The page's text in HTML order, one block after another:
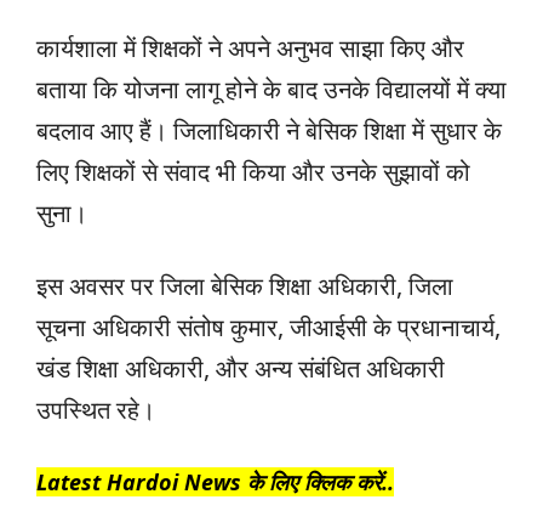
कार्यशाला में शिक्षकों ने अपने अनुभव साझा किए और
बताया कि योजना लागू होने के बाद उनके विद्यालयों में क्या
बदलाव आए हैं। जिलाधिकारी ने बेसिक शिक्षा में सुधार के
लिए शिक्षकों से संवाद भी किया और उनके सुझावों को
सुना।
इस अवसर पर जिला बेसिक शिक्षा अधिकारी, जिला
सूचना अधिकारी संतोष कुमार, जीआईसी के प्रधानाचार्य,
खंड शिक्षा अधिकारी, और अन्य संबंधित अधिकारी
उपस्थित रहे।
Latest Hardoi News के लिए क्लिक करें..